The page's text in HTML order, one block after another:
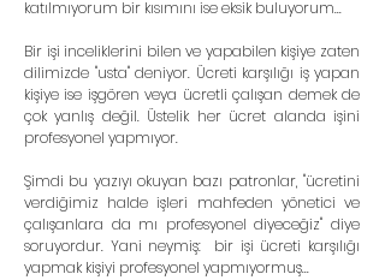
katılmıyorum bir kısımını ise eksik buluyorum...
Bir işi inceliklerini bilen ve yapabilen kişiye zaten
dilimizde "usta" deniyor. Ücreti karşılığı iş yapan
kişiye ise işgören veya ücretli çalışan demek de
çok yanlış değil. Üstelik her ücret alanda işini
profesyonel yapmıyor.
Şimdi bu yazıyı okuyan bazı patronlar, "ücretini
verdiğimiz halde işleri mahfeden yönetici ve
çalışanlara da mı profesyonel diyeceğiz" diye
soruyordur. Yani neymiş:  bir işi ücreti karşılığı
yapmak kişiyi profesyonel yapmıyormuş...